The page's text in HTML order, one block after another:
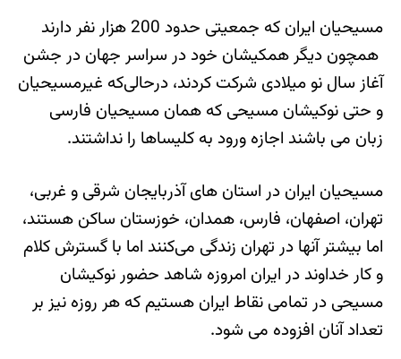
مسیحیان ایران که جمعیتی حدود 200 هزار نفر دارند
همچون دیگر همکیشان خود در سراسر جهان در جشن
آغاز سال نو میلادی شرکت کردند، درحالی‌که غیرمسیحیان
و حتی نوکیشان مسیحی که همان مسیحیان فارسی
زبان می باشند اجازه ورود به کلیساها را نداشتند.
مسیحیان ایران در استان های آذربایجان شرقی و غربی،
تهران، اصفهان، فارس، همدان، خوزستان ساکن هستند،
اما بیشتر آنها در تهران زندگی می‌کنند اما با گسترش کلام
و کار خداوند در ایران امروزه شاهد حضور نوکیشان
مسیحی در تمامی نقاط ایران هستیم که هر روزه نیز بر
تعداد آنان افزوده می شود.